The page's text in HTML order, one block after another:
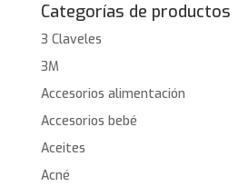
Categorías de productos
3 Claveles
3M
Accesorios alimentación
Accesorios bebé
Aceites
Acné